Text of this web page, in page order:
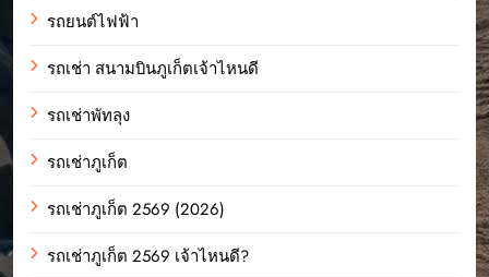
รถยนต์ไฟฟ้า
รถเช่า สนามบินภูเก็ตเจ้าไหนดี
รถเช่าพัทลุง
รถเช่าภูเก็ต
รถเช่าภูเก็ต 2569 (2026)
รถเช่าภูเก็ต 2569 เจ้าไหนดี?